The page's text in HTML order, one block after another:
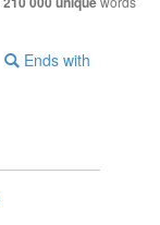
Ends with